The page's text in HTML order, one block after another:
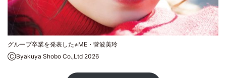
グループ卒業を発表した≠ME・菅波美玲
ⒸByakuya Shobo Co.,Ltd 2026